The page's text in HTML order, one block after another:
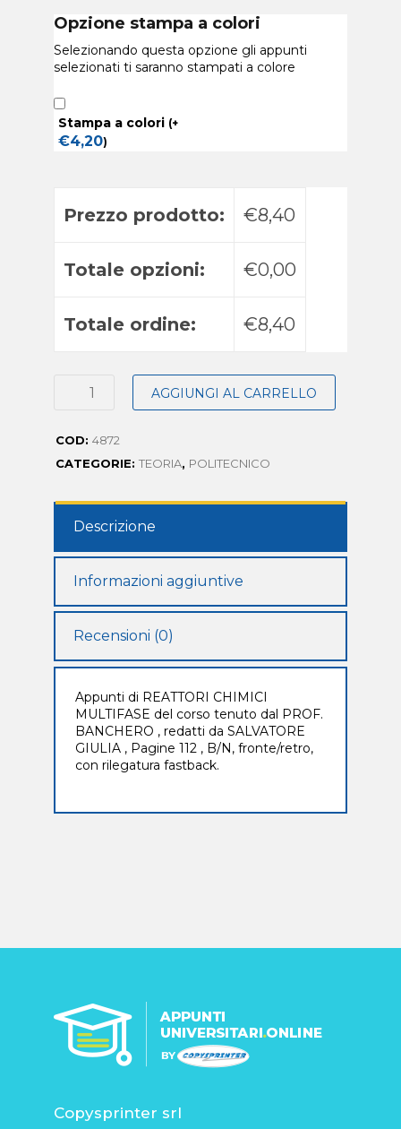
Opzione stampa a colori
Selezionando questa opzione gli appunti
selezionati ti saranno stampati a colore
Stampa a colori (+
€4,20)
Prezzo prodotto: €8,40
Totale opzioni: €0,00
Totale ordine: €8,40
AGGIUNGI AL CARRELLO
COD: 4872
CATEGORIE: TEORIA, POLITECNICO
Descrizione
Informazioni aggiuntive
Recensioni (0)
Appunti di REATTORI CHIMICI
MULTIFASE del corso tenuto dal PROF.
BANCHERO , redatti da SALVATORE
GIULIA , Pagine 112 , B/N, fronte/retro,
con rilegatura fastback.
Copysprinter srl